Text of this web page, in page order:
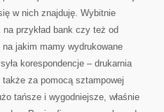
w nich znajduję. Wybitnie
przykład bank czy też od
jakim mamy wydrukowane
korespondencje – drukarnia
za pomocą sztampowej
tańsze i wygodniejsze, właśnie